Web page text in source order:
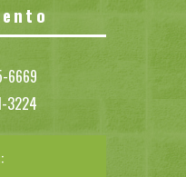
6669
3224